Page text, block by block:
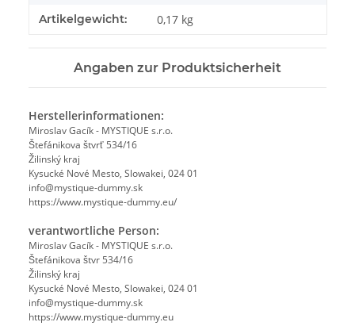
Artikelgewicht: 0,17 kg
Angaben zur Produktsicherheit
Herstellerinformationen:
Miroslav Gacík - MYSTIQUE s.r.o.
Štefánikova štvrť 534/16
Žilinský kraj
Kysucké Nové Mesto, Slowakei, 024 01
info@mystique-dummy.sk
https://www.mystique-dummy.eu/
verantwortliche Person:
Miroslav Gacík - MYSTIQUE s.r.o.
Štefánikova štvr 534/16
Žilinský kraj
Kysucké Nové Mesto, Slowakei, 024 01
info@mystique-dummy.sk
https://www.mystique-dummy.eu